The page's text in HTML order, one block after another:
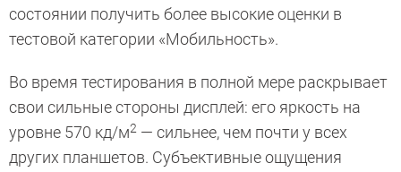
состоянии получить более высокие оценки в
тестовой категории «Мобильность».
Во время тестирования в полной мере раскрывает
свои сильные стороны дисплей: его яркость на
уровне 570 кд/м2 — сильнее, чем почти у всех
других планшетов. Субъективные ощущения